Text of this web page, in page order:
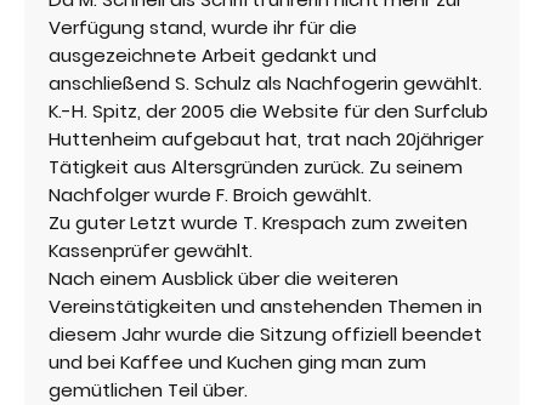
Verfügung stand, wurde ihr für die
ausgezeichnete Arbeit gedankt und
anschließend S. Schulz als Nachfogerin gewählt.
K.-H. Spitz, der 2005 die Website für den Surfclub
Huttenheim aufgebaut hat, trat nach 20jähriger
Tätigkeit aus Altersgründen zurück. Zu seinem
Nachfolger wurde F. Broich gewählt.
Zu guter Letzt wurde T. Krespach zum zweiten
Kassenprüfer gewählt.
Nach einem Ausblick über die weiteren
Vereinstätigkeiten und anstehenden Themen in
diesem Jahr wurde die Sitzung offiziell beendet
und bei Kaffee und Kuchen ging man zum
gemütlichen Teil über.